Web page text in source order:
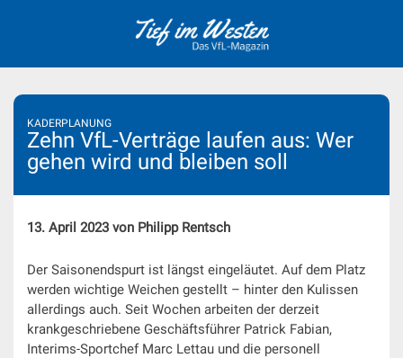
KADERPLANUNG
Zehn VfL-Verträge laufen aus: Wer
gehen wird und bleiben soll
13. April 2023 von Philipp Rentsch
Der Saisonendspurt ist längst eingeläutet. Auf dem Platz
werden wichtige Weichen gestellt – hinter den Kulissen
allerdings auch. Seit Wochen arbeiten der derzeit
krankgeschriebene Geschäftsführer Patrick Fabian,
Interims-Sportchef Marc Lettau und die personell